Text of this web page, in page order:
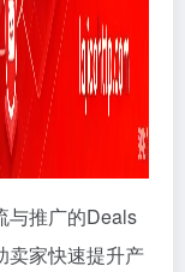
与推广的Deals
卖家快速提升产